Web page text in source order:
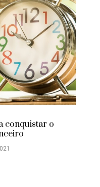
conquistar o